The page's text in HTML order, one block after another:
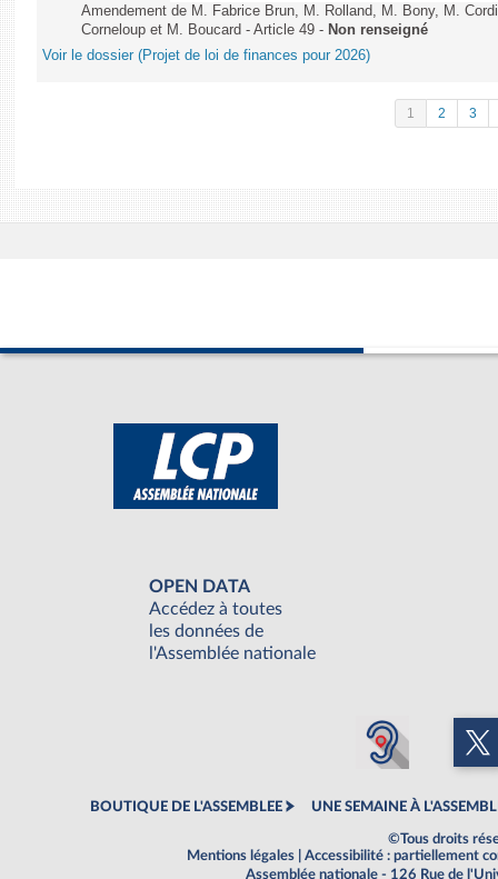
Amendement de M. Fabrice Brun, M. Rolland, M. Bony, M.
Corneloup et M. Boucard - Article 49 - Non renseigné
Voir le dossier (Projet de loi de finances pour 2026)
1 2 3
OPEN DATA
Accédez à toutes
les données de
l'Assemblée nationale
BOUTIQUE DE L'ASSEMBLEE UNE SEMAINE À
©Tous droits
Mentions légales
Accessibilité : partiellement
Assemblée nationale - 126 Rue de